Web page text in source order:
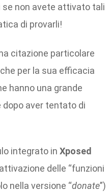
se non avete attivato tali
di provarli!
citazione particolare
per la sua efficacia
hanno una grande
aver tentato di
integrato in Xposed
delle “funzioni
nella versione “donate”)